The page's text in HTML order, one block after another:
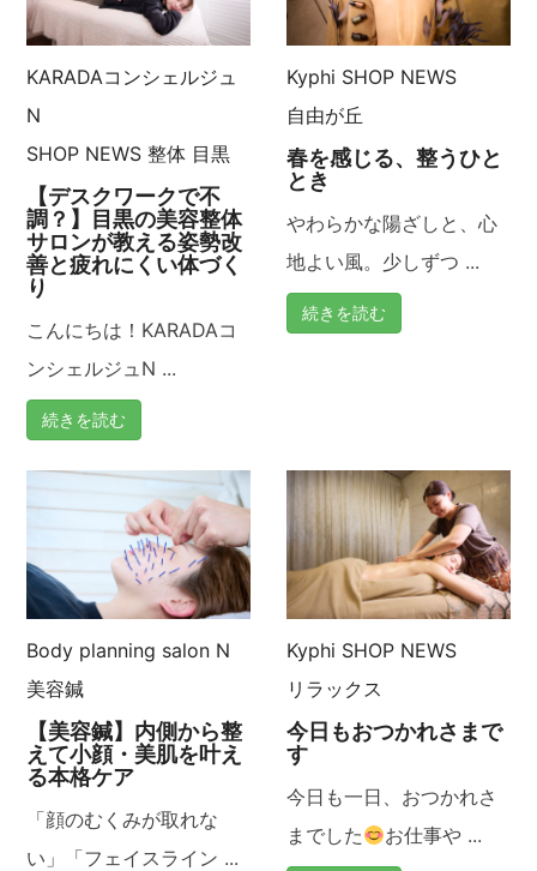
KARADAコンシェルジュ
N
SHOP NEWS 整体 目黒
【デスクワークで不
調？】目黒の美容整体
サロンが教える姿勢改
善と疲れにくい体づく
り
こんにちは！KARADAコ
ンシェルジュN ...
続きを読む
Kyphi SHOP NEWS
自由が丘
春を感じる、整うひと
とき
やわらかな陽ざしと、心
地よい風。少しずつ ...
続きを読む
Body planning salon N
美容鍼
【美容鍼】内側から整
えて小顔・美肌を叶え
る本格ケア
「顔のむくみが取れな
い」「フェイスライン ...
Kyphi SHOP NEWS
リラックス
今日もおつかれさまで
す
今日も一日、おつかれさ
までした
お仕事や ...